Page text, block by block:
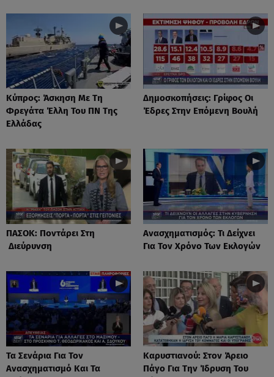
Κύπρος: Άσκηση Με Τη
Φρεγάτα Έλλη Του ΠΝ Της
Ελλάδας
Δημοσκοπήσεις: Γρίφος Οι
Έδρες Στην Επόμενη Βουλή
ΠΑΣΟΚ: Ποντάρει Στη
Διεύρυνση
Ανασχηματισμός: Τι Δείχνει
Για Τον Χρόνο Των Εκλογών
Τα Σενάρια Για Τον
Ανασχηματισμό Και Τα
Καρυστιανού: Στον Άρειο
Πάγο Για Την Ίδρυση Του